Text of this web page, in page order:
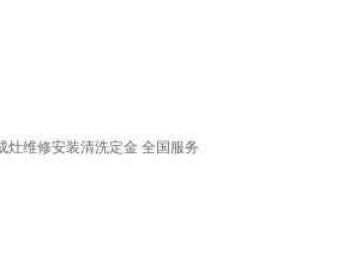
灶维修安装清洗定金 全国服务